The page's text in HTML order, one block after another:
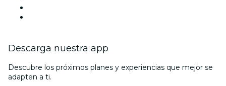
Descarga nuestra app
Descubre los próximos planes y experiencias que mejor se
adapten a ti.